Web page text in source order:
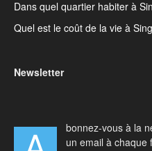
Dans quel quartier habiter à
Quel est le coût de la vie à
Newsletter
bonnez-vous à la
un email à chaque